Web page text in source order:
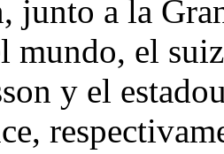
junto a la
mundo, el
y el